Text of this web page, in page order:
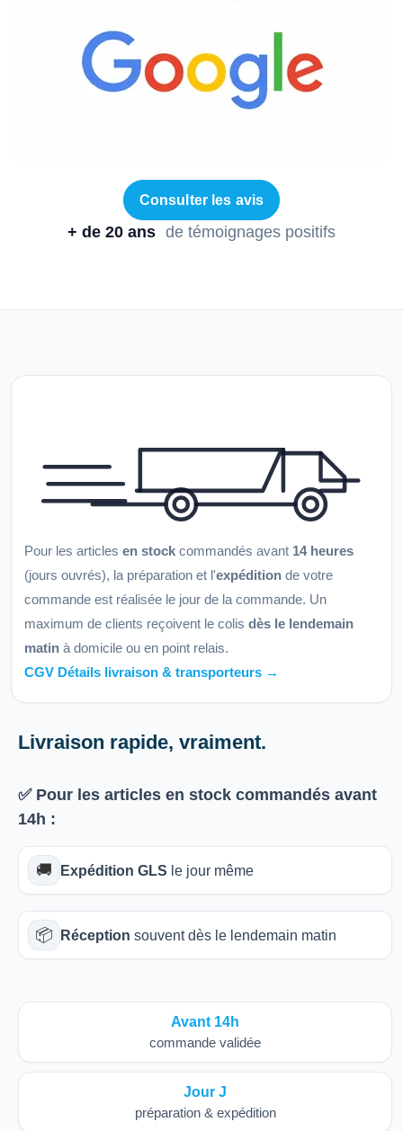
Consulter les avis
+ de 20 ans de témoignages positifs
Pour les articles en stock commandés avant 14 heures
(jours ouvrés), la préparation et l'expédition de votre
commande est réalisée le jour de la commande. Un
maximum de clients reçoivent le colis dès le lendemain
matin à domicile ou en point relais.
CGV Détails livraison & transporteurs →
Livraison rapide, vraiment.
✅ Pour les articles en stock commandés avant
14h :
🚚 Expédition GLS le jour même
📦 Réception souvent dès le lendemain matin
Avant 14h
commande validée
Jour J
préparation & expédition